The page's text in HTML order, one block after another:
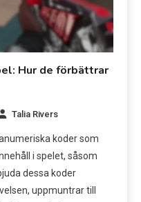
Hur de förbättrar
Talia Rivers
koder som
i spelet, såsom
dessa koder
uppmuntrar till